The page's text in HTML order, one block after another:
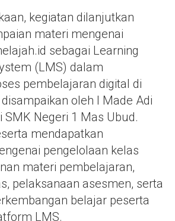
kegiatan dilanjutkan
materi mengenai
sebagai Learning
(LMS) dalam
pembelajaran digital di
oleh I Made Adi
SMK Negeri 1 Mas Ubud.
mendapatkan
pengelolaan kelas
materi pembelajaran,
pelaksanaan asesmen, serta
belajar peserta
LMS.